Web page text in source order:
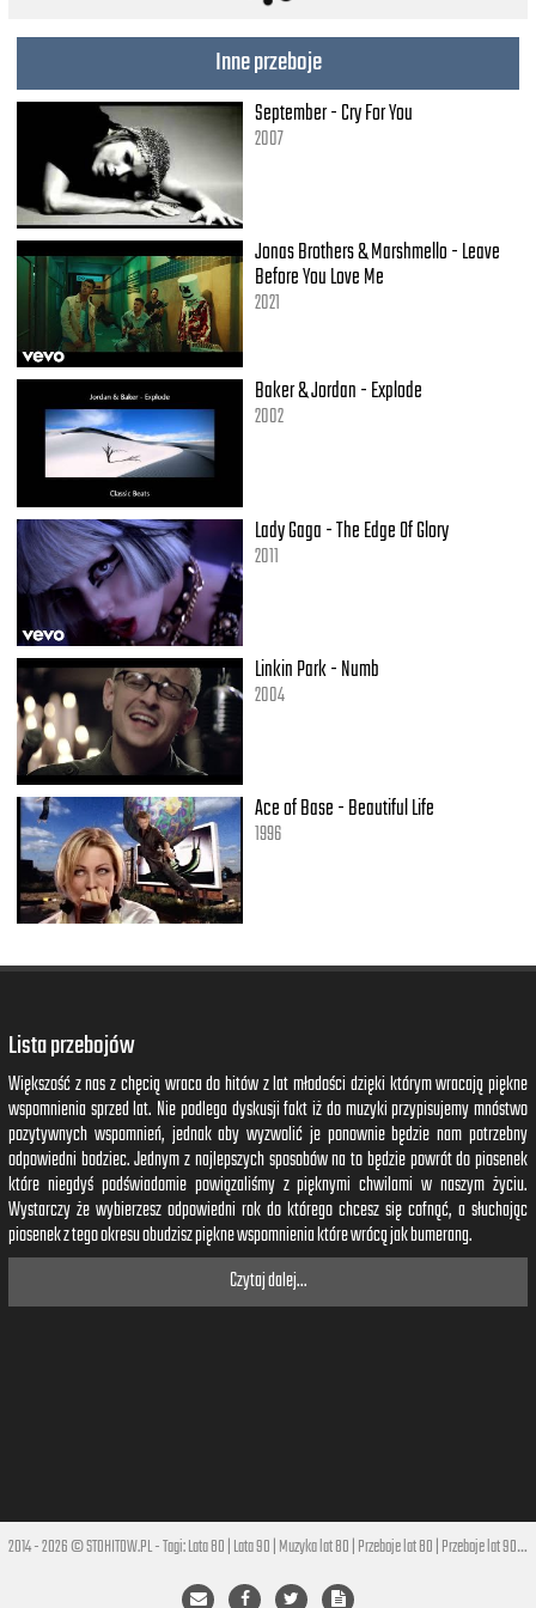
Baby, I love the way that there's nothing sure
Baby, don't stop me, hideaway with me some more
Inne przeboje
September - Cry For You
2007
Jonas Brothers & Marshmello - Leave
Before You Love Me
2021
Baker & Jordan - Explode
2002
Lady Gaga - The Edge Of Glory
2011
Linkin Park - Numb
2004
Ace of Base - Beautiful Life
1996
Lista przebojów
Większość z nas z chęcią wraca do hitów z lat młodości dzięki którym wracają piękne
wspomnienia sprzed lat. Nie podlega dyskusji fakt iż do muzyki przypisujemy mnóstwo
pozytywnych wspomnień, jednak aby wyzwolić je ponownie będzie nam potrzebny
odpowiedni bodziec. Jednym z najlepszych sposobów na to będzie powrót do piosenek
które niegdyś podświadomie powiązaliśmy z pięknymi chwilami w naszym życiu.
Wystarczy że wybierzesz odpowiedni rok do którego chcesz się cofnąć, a słuchając
piosenek z tego okresu obudzisz piękne wspomnienia które wrócą jak bumerang.
Czytaj dalej...
2014 - 2026 © STOHITOW.PL - Tagi:Lata 80|Lata 90|Muzyka lat 80|Przeboje lat 80|Przeboje lat 90|